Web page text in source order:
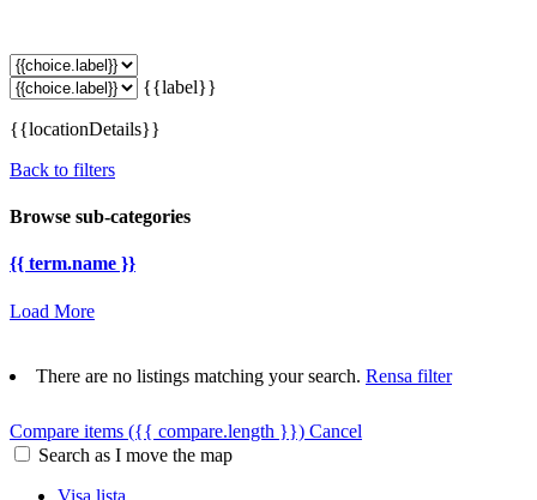
{{label}}
{{locationDetails}}
Back to filters
Browse sub-categories
{{ term.name }}
Load More
There are no listings matching your search. Rensa filter
Compare items ({{ compare.length }}) Cancel
Search as I move the map
Visa lista